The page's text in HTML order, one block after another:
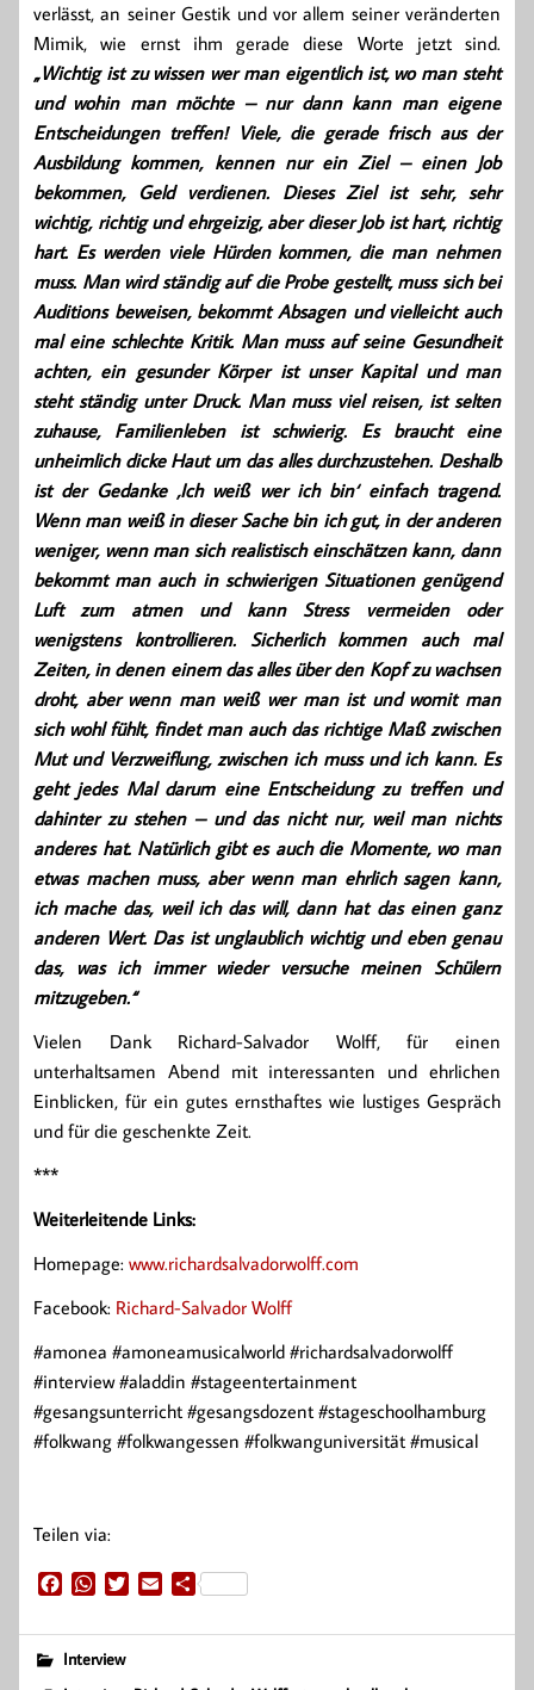
verlässt, an seiner Gestik und vor allem seiner veränderten
Mimik, wie ernst ihm gerade diese Worte jetzt sind.
„Wichtig ist zu wissen wer man eigentlich ist, wo man steht
und wohin man möchte – nur dann kann man eigene
Entscheidungen treffen! Viele, die gerade frisch aus der
Ausbildung kommen, kennen nur ein Ziel – einen Job
bekommen, Geld verdienen. Dieses Ziel ist sehr, sehr
wichtig, richtig und ehrgeizig, aber dieser Job ist hart, richtig
hart. Es werden viele Hürden kommen, die man nehmen
muss. Man wird ständig auf die Probe gestellt, muss sich bei
Auditions beweisen, bekommt Absagen und vielleicht auch
mal eine schlechte Kritik. Man muss auf seine Gesundheit
achten, ein gesunder Körper ist unser Kapital und man
steht ständig unter Druck. Man muss viel reisen, ist selten
zuhause, Familienleben ist schwierig. Es braucht eine
unheimlich dicke Haut um das alles durchzustehen. Deshalb
ist der Gedanke ‚Ich weiß wer ich bin‘ einfach tragend.
Wenn man weiß in dieser Sache bin ich gut, in der anderen
weniger, wenn man sich realistisch einschätzen kann, dann
bekommt man auch in schwierigen Situationen genügend
Luft zum atmen und kann Stress vermeiden oder
wenigstens kontrollieren. Sicherlich kommen auch mal
Zeiten, in denen einem das alles über den Kopf zu wachsen
droht, aber wenn man weiß wer man ist und womit man
sich wohl fühlt, findet man auch das richtige Maß zwischen
Mut und Verzweiflung, zwischen ich muss und ich kann. Es
geht jedes Mal darum eine Entscheidung zu treffen und
dahinter zu stehen – und das nicht nur, weil man nichts
anderes hat. Natürlich gibt es auch die Momente, wo man
etwas machen muss, aber wenn man ehrlich sagen kann,
ich mache das, weil ich das will, dann hat das einen ganz
anderen Wert. Das ist unglaublich wichtig und eben genau
das, was ich immer wieder versuche meinen Schülern
mitzugeben.“
Vielen Dank Richard-Salvador Wolff, für einen
unterhaltsamen Abend mit interessanten und ehrlichen
Einblicken, für ein gutes ernsthaftes wie lustiges Gespräch
und für die geschenkte Zeit.
***
Weiterleitende Links:
Homepage: www.richardsalvadorwolff.com
Facebook: Richard-Salvador Wolff
#amonea #amoneamusicalworld #richardsalvadorwolff
#interview #aladdin #stageentertainment
#gesangsunterricht #gesangsdozent #stageschoolhamburg
#folkwang #folkwangessen #folkwanguniversität #musical
Teilen via:
c
e
W
a
t
i
a
T
i
Interview